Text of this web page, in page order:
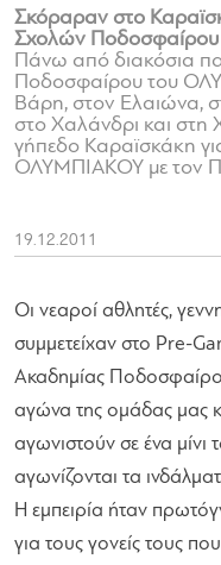
Σκόραραν στο
Σχολών
Πάνω από διακόσια
Ποδοσφαίρου του
Βάρη, στον Ελαιώνα,
στο Χαλάνδρι και στη
γήπεδο Καραϊσκάκη
ΟΛΥΜΠΙΑΚΟΥ με τον
19.12.2011
Οι νεαροί αθλητές,
συμμετείχαν στο Pre-
Ακαδημίας
αγώνα της ομάδας μας
αγωνιστούν σε ένα
αγωνίζονται τα
Η εμπειρία ήταν
για τους γονείς τους